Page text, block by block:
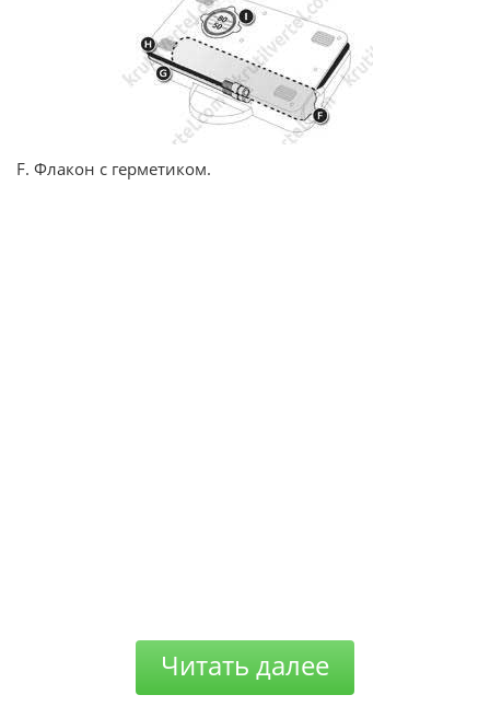
F. Флакон с герметиком.
Читать далее